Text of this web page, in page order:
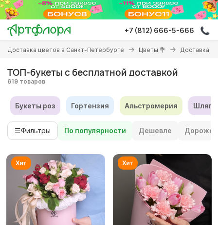
Перейти
основному
содержанию
+7 (812) 666-5-666
Вы
здесь
Доставка цветов в Санкт-Петербурге Цветы 💐 Доставка
ТОП-букеты с бесплатной доставкой
619 товаров
Букеты роз Гортензия Альстромерия
☰Фильтры По популярности Дешевле Дороже